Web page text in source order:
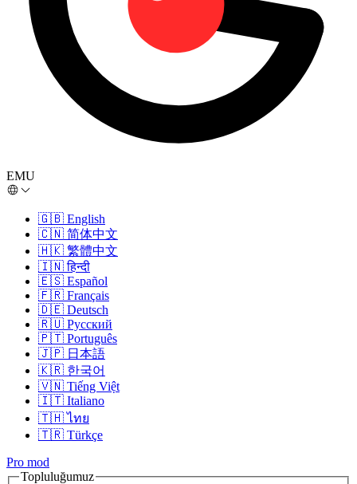
EMU
🇬🇧 English
🇨🇳 简体中文
🇭🇰 繁體中文
🇮🇳 हिन्दी
🇪🇸 Español
🇫🇷 Français
🇩🇪 Deutsch
🇷🇺 Русский
🇵🇹 Português
🇯🇵 日本語
🇰🇷 한국어
🇻🇳 Tiếng Việt
🇮🇹 Italiano
🇹🇭 ไทย
🇹🇷 Türkçe
Pro mod
Topluluğumuz